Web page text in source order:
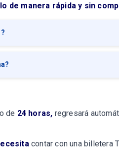
de manera rápida y sin
de 24 horas, regresará
contar con una billetera